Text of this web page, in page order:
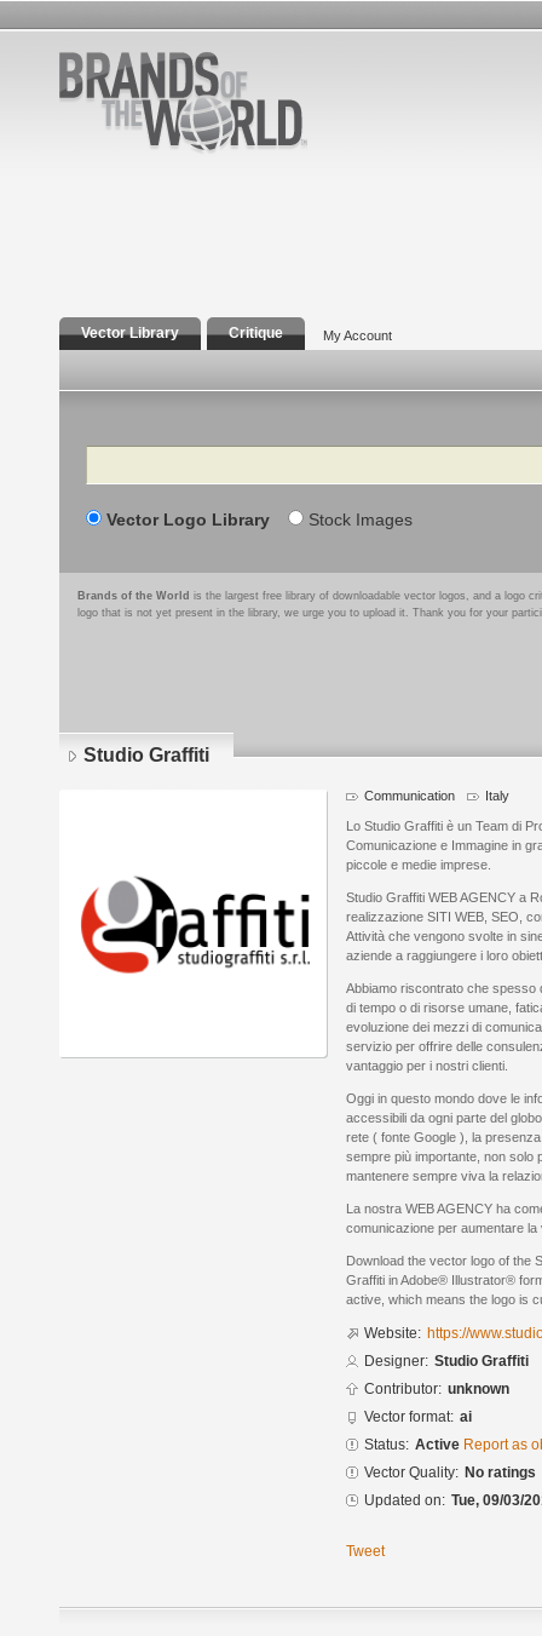
Vector Library Critique My Account
Search
Vector Logo Library Stock Images
Brands of the World is the largest free library of downloadable vector logos, and a logo
logo that is not yet present in the library, we urge you to upload it. Thank you for your
Studio Graffiti
Communication Italy
Lo Studio Graffiti è un Team di
Comunicazione e Immagine in
piccole e medie imprese.
Studio Graffiti WEB AGENCY a
realizzazione SITI WEB, SEO,
Attività che vengono svolte in
aziende a raggiungere i loro
Abbiamo riscontrato che spesso
di tempo o di risorse umane,
evoluzione dei mezzi di
servizio per offrire delle
vantaggio per i nostri clienti.
Oggi in questo mondo dove le
accessibili da ogni parte del
rete ( fonte Google ), la
sempre più importante, non solo
mantenere sempre viva la
La nostra WEB AGENCY ha
comunicazione per aumentare
Download the vector logo of the
Graffiti in Adobe® Illustrator®
active, which means the logo is
Website: https://
Designer: Studio Graffiti
Contributor: unknown
Vector format: ai
Status: Active Report as
Vector Quality: No ratings
Updated on: Tue, 09/03/
Tweet